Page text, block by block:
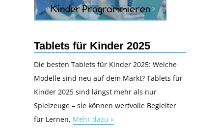
Tablets für Kinder 2025
Die besten Tablets für Kinder 2025: Welche
Modelle sind neu auf dem Markt? Tablets für
Kinder 2025 sind längst mehr als nur
Spielzeuge – sie können wertvolle Begleiter
für Lernen, Mehr dazu »